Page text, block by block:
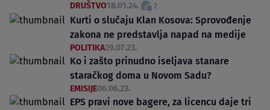
DRUŠTVO18.01.24. 2
Kurti o slučaju Klan Kosova: Sprovođenje
zakona ne predstavlja napad na medije
POLITIKA29.07.23.
Ko i zašto prinudno iseljava stanare
staračkog doma u Novom Sadu?
EMISIJE06.06.23.
EPS pravi nove bagere, za licencu daje tri